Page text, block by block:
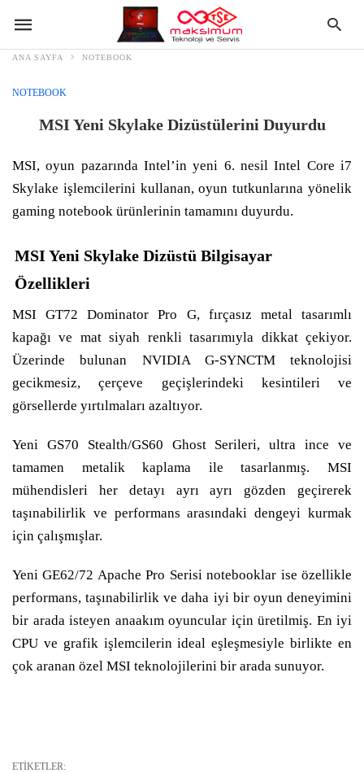
ANA SAYFA NOTEBOOK
NOTEBOOK
MSI Yeni Skylake Dizüstülerini Duyurdu
MSI, oyun pazarında Intel’in yeni 6. nesil Intel Core i7
Skylake işlemcilerini kullanan, oyun tutkunlarına yönelik
gaming notebook ürünlerinin tamamını duyurdu.
MSI Yeni Skylake Dizüstü Bilgisayar
Özellikleri
MSI GT72 Dominator Pro G, fırçasız metal tasarımlı
kapağı ve mat siyah renkli tasarımıyla dikkat çekiyor.
Üzerinde bulunan NVIDIA G-SYNCTM teknolojisi
gecikmesiz, çerçeve geçişlerindeki kesintileri ve
görsellerde yırtılmaları azaltıyor.
Yeni GS70 Stealth/GS60 Ghost Serileri, ultra ince ve
tamamen metalik kaplama ile tasarlanmış. MSI
mühendisleri her detayı ayrı ayrı gözden geçirerek
taşınabilirlik ve performans arasındaki dengeyi kurmak
için çalışmışlar.
Yeni GE62/72 Apache Pro Serisi notebooklar ise özellikle
performans, taşınabilirlik ve daha iyi bir oyun deneyimini
bir arada isteyen anaakım oyuncular için üretilmiş. En iyi
CPU ve grafik işlemcilerin ideal eşleşmesiyle birlikte en
çok aranan özel MSI teknolojilerini bir arada sunuyor.
ETIKETLER: